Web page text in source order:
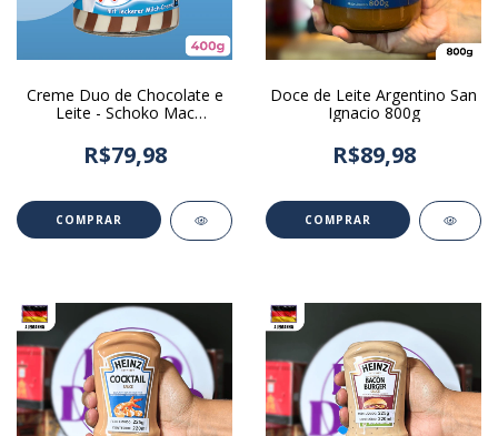
Creme Duo de Chocolate e
Leite - Schoko Mac
R$79,98
Doce de Leite Argentino San
Ignacio 800g
R$89,98